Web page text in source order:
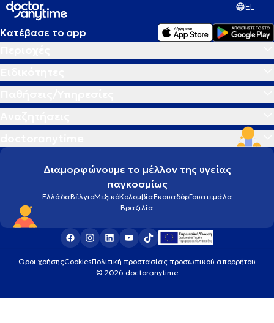
EL
Κατέβασε το app
Διαμορφώνουμε το μέλλον της υγείας
παγκοσμίως
ΕλλάδαΒέλγιοΜεξικόΚολομβίαΕκουαδόρΓουατεμάλα
Βραζιλία
Οροι χρήσηςCookiesΠολιτική προστασίας προσωπικού απορρήτου
© 2026 doctoranytime